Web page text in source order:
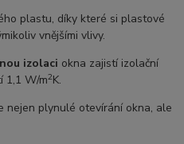
plastu, díky které si plastové
vnějšími vlivy.
izolaci okna zajistí izolační
1,1 W/m2K.
nejen plynulé otevírání okna, ale